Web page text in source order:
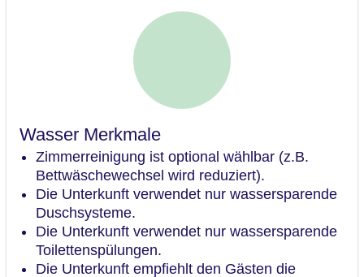
Wasser Merkmale
Zimmerreinigung ist optional wählbar (z.B.
Bettwäschewechsel wird reduziert).
Die Unterkunft verwendet nur wassersparende
Duschsysteme.
Die Unterkunft verwendet nur wassersparende
Toilettenspülungen.
Die Unterkunft empfiehlt den Gästen die